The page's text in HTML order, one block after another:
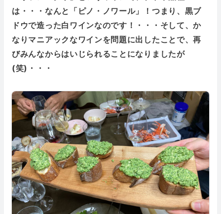
は・・・なんと「ピノ・ノワール」！つまり、黒ブ
ドウで造った白ワインなのです！・・・そして、か
なりマニアックなワインを問題に出したことで、再
びみんなからはいじられることになりましたが
(笑)・・・